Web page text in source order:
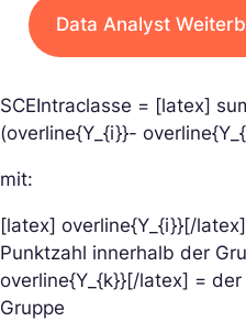
Data Analyst
SCEIntraclasse = [latex]
(overline{Y_{i}}-
mit:
[latex] overline{Y_{i}}[/
Punktzahl innerhalb der
overline{Y_{k}}[/latex] =
Gruppe